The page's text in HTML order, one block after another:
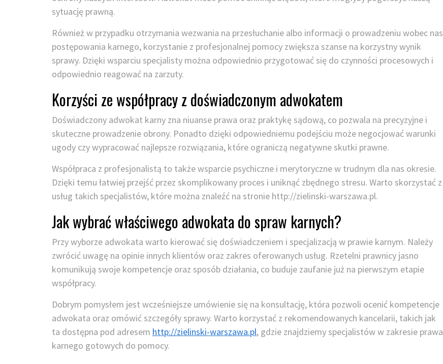
sytuację prawną.
Również w przypadku otrzymania wezwania na przesłuchanie albo informacji o prowadzeniu wobec nas
postępowania karnego, korzystanie z profesjonalnej pomocy zwiększa szanse na korzystny wynik
sprawy. Dzięki wsparciu specjalisty można odpowiednio przygotować się do czynności procesowych i
odpowiednio reagować na zarzuty.
Korzyści ze współpracy z doświadczonym adwokatem
Doświadczony adwokat karny zna niuanse prawa oraz praktykę sądową, co pozwala na precyzyjne i
skuteczne prowadzenie obrony. Ponadto dzięki odpowiedniemu podejściu może negocjować warunki
ugody czy wypracować najlepsze rozwiązania, które ograniczą negatywne skutki prawne.
Współpraca z profesjonalistą to także wsparcie psychiczne i merytoryczne w trudnym dla nas okresie.
Dzięki temu łatwiej przejść przez skomplikowany proces i uniknąć zbędnego stresu. Warto skorzystać z
usług takich specjalistów, które można znaleźć na stronie http://zielinski-warszawa.pl.
Jak wybrać właściwego adwokata do spraw karnych?
Przy wyborze adwokata warto kierować się doświadczeniem i specjalizacją w prawie karnym. Należy
zwrócić uwagę na opinie innych klientów oraz zakres oferowanych usług. Rzetelni prawnicy jasno
komunikują swoje kompetencje oraz sposób działania, co buduje zaufanie już na pierwszym etapie
współpracy.
Dobrym pomysłem jest wcześniejsze umówienie się na konsultację, która pozwoli ocenić kompetencje
adwokata oraz omówić szczegóły sprawy. Warto korzystać z rekomendowanych kancelarii, takich jak
ta dostępna pod adresem http://zielinski-warszawa.pl, gdzie znajdziemy specjalistów w zakresie prawa
karnego gotowych do pomocy.